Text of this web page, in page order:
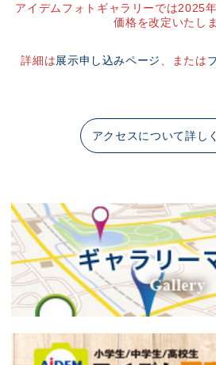
アイデムフォトギャラリーでは2025
価格を改定いたしま
詳細は展示申し込みページ 、または
アクセスについて詳し